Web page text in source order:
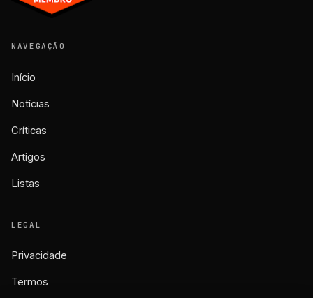
NAVEGAÇÃO
Início
Notícias
Críticas
Artigos
Listas
LEGAL
Privacidade
Termos